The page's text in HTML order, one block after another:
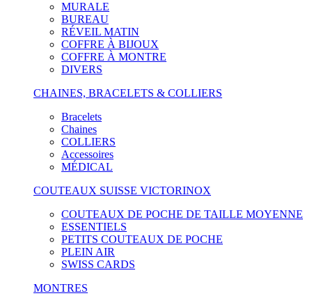
MURALE
BUREAU
RÉVEIL MATIN
COFFRE À BIJOUX
COFFRE À MONTRE
DIVERS
CHAINES, BRACELETS & COLLIERS
Bracelets
Chaines
COLLIERS
Accessoires
MÉDICAL
COUTEAUX SUISSE VICTORINOX
COUTEAUX DE POCHE DE TAILLE MOYENNE
ESSENTIELS
PETITS COUTEAUX DE POCHE
PLEIN AIR
SWISS CARDS
MONTRES